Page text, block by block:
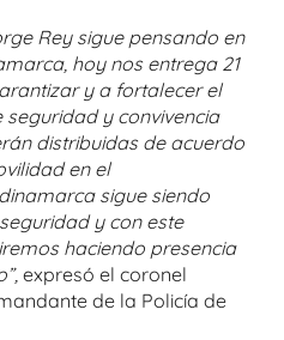
Rey sigue pensando en
hoy nos entrega 21
y a fortalecer el
y convivencia
distribuidas de acuerdo
en el
sigue siendo
y con este
haciendo presencia
expresó el coronel
de la Policía de